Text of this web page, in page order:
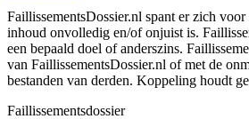
FaillissementsDossier.nl spant er zich
inhoud onvolledig en/of onjuist is.
een bepaald doel of anderszins.
van FaillissementsDossier.nl of met de
bestanden van derden. Koppeling houdt
Faillissementsdossier